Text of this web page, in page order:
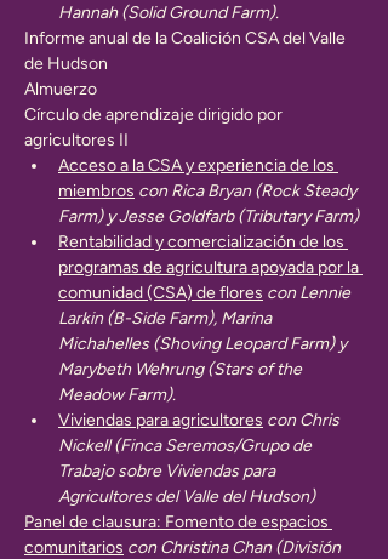
Hannah (Solid Ground Farm).
Informe anual de la Coalición CSA del Valle
de Hudson
Almuerzo
Círculo de aprendizaje dirigido por
agricultores II
Acceso a la CSA y experiencia de los
miembros con Rica Bryan (Rock Steady
Farm) y Jesse Goldfarb (Tributary Farm)
Rentabilidad y comercialización de los
programas de agricultura apoyada por la
comunidad (CSA) de flores con Lennie
Larkin (B-Side Farm), Marina
Michahelles (Shoving Leopard Farm) y
Marybeth Wehrung (Stars of the
Meadow Farm).
Viviendas para agricultores con Chris
Nickell (Finca Seremos/Grupo de
Trabajo sobre Viviendas para
Agricultores del Valle del Hudson)
Panel de clausura: Fomento de espacios
comunitarios con Christina Chan (División